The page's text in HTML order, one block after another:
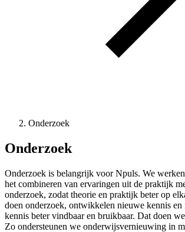
Onderzoek
Onderzoek
Onderzoek is belangrijk voor Npuls. We
het combineren van ervaringen uit de praktijk
onderzoek, zodat theorie en praktijk beter op
doen onderzoek, ontwikkelen nieuwe kennis en
kennis beter vindbaar en bruikbaar. Dat doen
Zo ondersteunen we onderwijsvernieuwing in